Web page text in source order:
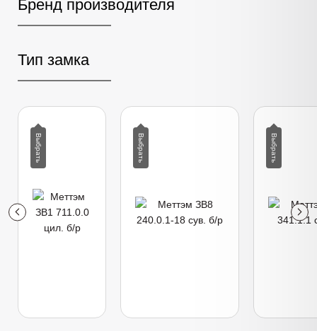
Бренд производителя
Тип замка